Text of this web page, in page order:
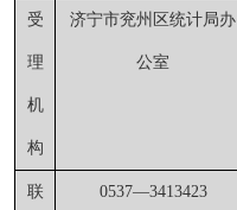
受
理
机
构
济宁市兖州区统计局办
公室
联 0537—3413423